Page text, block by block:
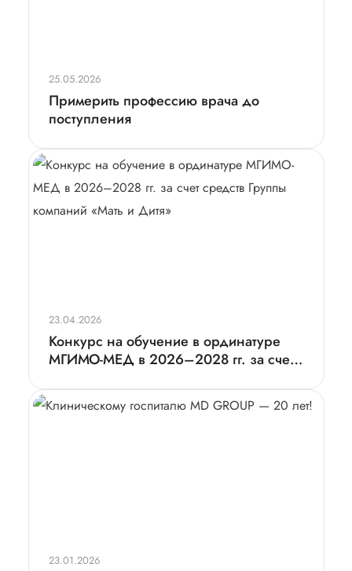
25.05.2026
Примерить профессию врача до
поступления
23.04.2026
Конкурс на обучение в ординатуре
МГИМО-МЕД в 2026–2028 гг. за счет
Дитя»
23.01.2026